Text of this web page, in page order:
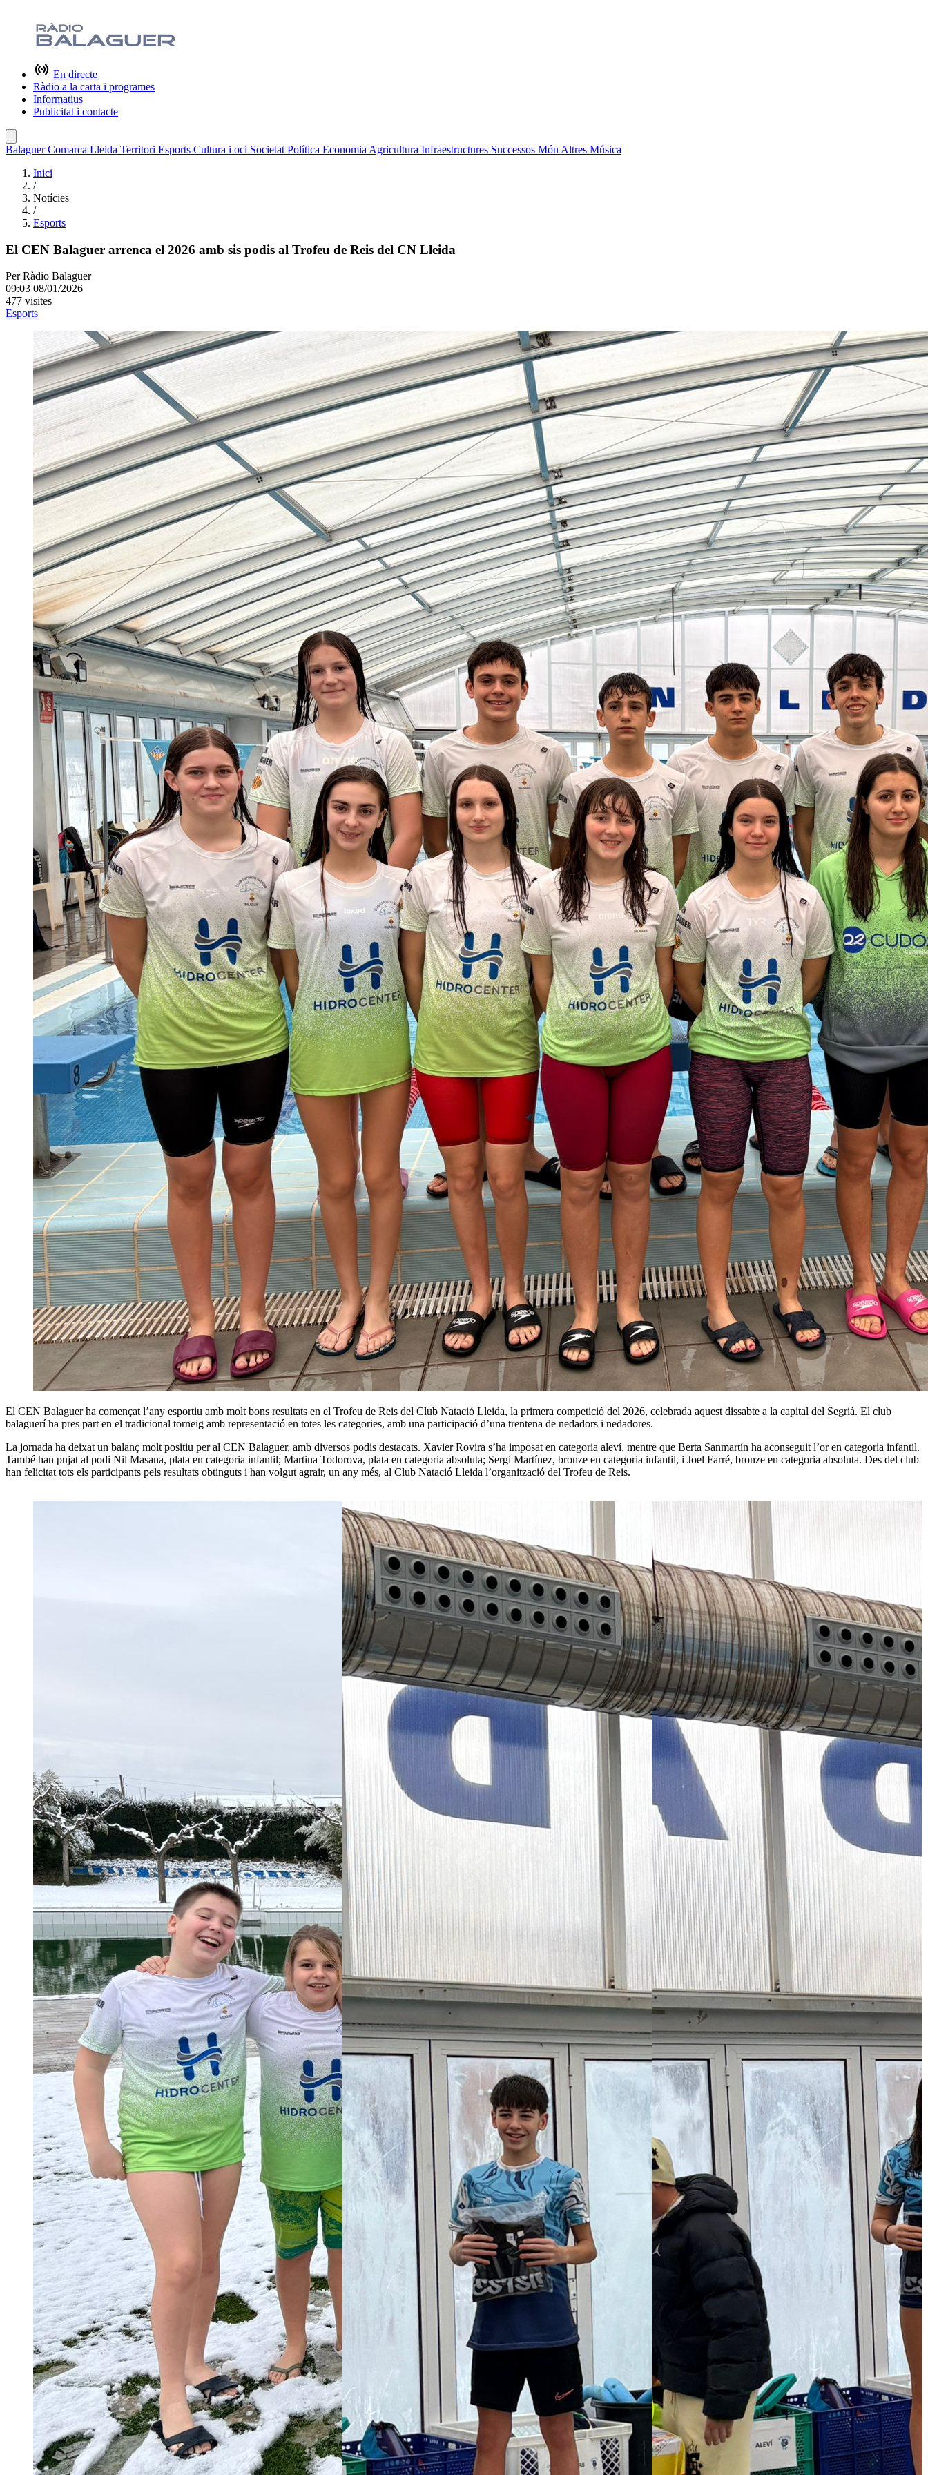
En directe
Ràdio a la carta i programes
Informatius
Publicitat i contacte
BalaguerComarca Lleida Territori Esports Cultura i oci Societat Política Economia Agricultura Infraestructures Successos Món Altres Música
Inici
/
Notícies
/
Esports
El CEN Balaguer arrenca el 2026 amb sis podis al Trofeu de Reis del CN Lleida
Per Ràdio Balaguer
09:03 08/01/2026
477 visites
Esports
El CEN Balaguer ha començat l’any esportiu amb molt bons resultats en el Trofeu de Reis del Club Natació Lleida, la primera competició del 2026, celebrada aquest dissabte a la capital del Segrià. El club
balaguerí ha pres part en el tradicional torneig amb representació en totes les categories, amb una participació d’una trentena de nedadors i nedadores.
La jornada ha deixat un balanç molt positiu per al CEN Balaguer, amb diversos podis destacats. Xavier Rovira s’ha imposat en categoria aleví, mentre que Berta Sanmartín ha aconseguit l’or en categoria infantil.
També han pujat al podi Nil Masana, plata en categoria infantil; Martina Todorova, plata en categoria absoluta; Sergi Martínez, bronze en categoria infantil, i Joel Farré, bronze en categoria absoluta. Des del club
han felicitat tots els participants pels resultats obtinguts i han volgut agrair, un any més, al Club Natació Lleida l’organització del Trofeu de Reis.